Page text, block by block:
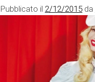
Pubblicato il 2/12/2015 da